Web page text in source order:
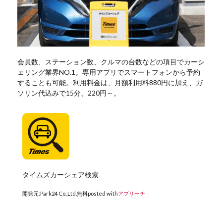
会員数、ステーション数、クルマの台数などの項目でカーシ
ェリング業界NO.1。専用アプリでスマートフォンから予約
することも可能。利用料金は、月額利用料880円に加え、ガ
ソリン代込みで15分、220円～。
タイムズカーシェア検索
開発元:Park24 Co.,Ltd. 無料posted withアプリーチ